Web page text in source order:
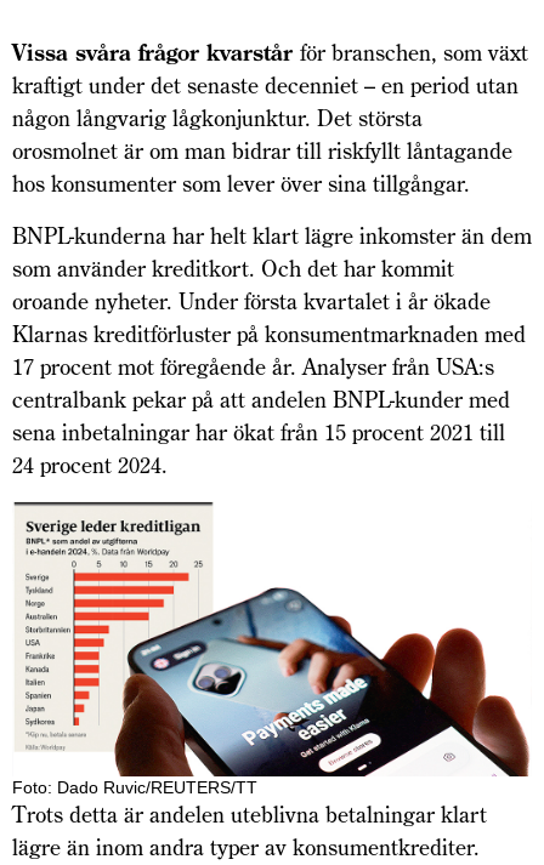
Vissa svåra frågor kvarstår för branschen, som växt
kraftigt under det senaste decenniet – en period utan
någon långvarig lågkonjunktur. Det största
orosmolnet är om man bidrar till riskfyllt låntagande
hos konsumenter som lever över sina tillgångar.
BNPL-kunderna har helt klart lägre inkomster än dem
som använder kreditkort. Och det har kommit
oroande nyheter. Under första kvartalet i år ökade
Klarnas kreditförluster på konsumentmarknaden med
17 procent mot föregående år. Analyser från USA:s
centralbank pekar på att andelen BNPL-kunder med
sena inbetalningar har ökat från 15 procent 2021 till
24 procent 2024.
Foto: Dado Ruvic/REUTERS/TT
Trots detta är andelen uteblivna betalningar klart
lägre än inom andra typer av konsumentkrediter.